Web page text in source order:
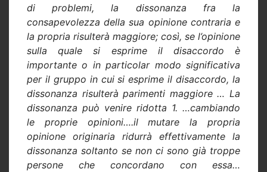
di problemi, la dissonanza fra la
consapevolezza della sua opinione contraria e
la propria risulterà maggiore; così, se l’opinione
sulla quale si esprime il disaccordo è
importante o in particolar modo significativa
per il gruppo in cui si esprime il disaccordo, la
dissonanza risulterà parimenti maggiore … La
dissonanza può venire ridotta 1. …cambiando
le proprie opinioni….il mutare la propria
opinione originaria ridurrà effettivamente la
dissonanza soltanto se non ci sono già troppe
persone che concordano con essa…